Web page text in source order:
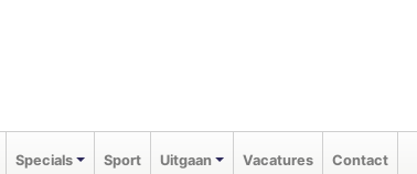
Specials Sport Uitgaan Vacatures Contact